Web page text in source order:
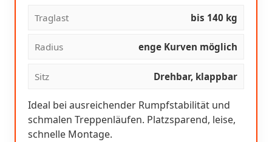
Traglast bis 140 kg
Radius enge Kurven möglich
Sitz Drehbar, klappbar
Ideal bei ausreichender Rumpfstabilität und
schmalen Treppenläufen. Platzsparend, leise,
schnelle Montage.